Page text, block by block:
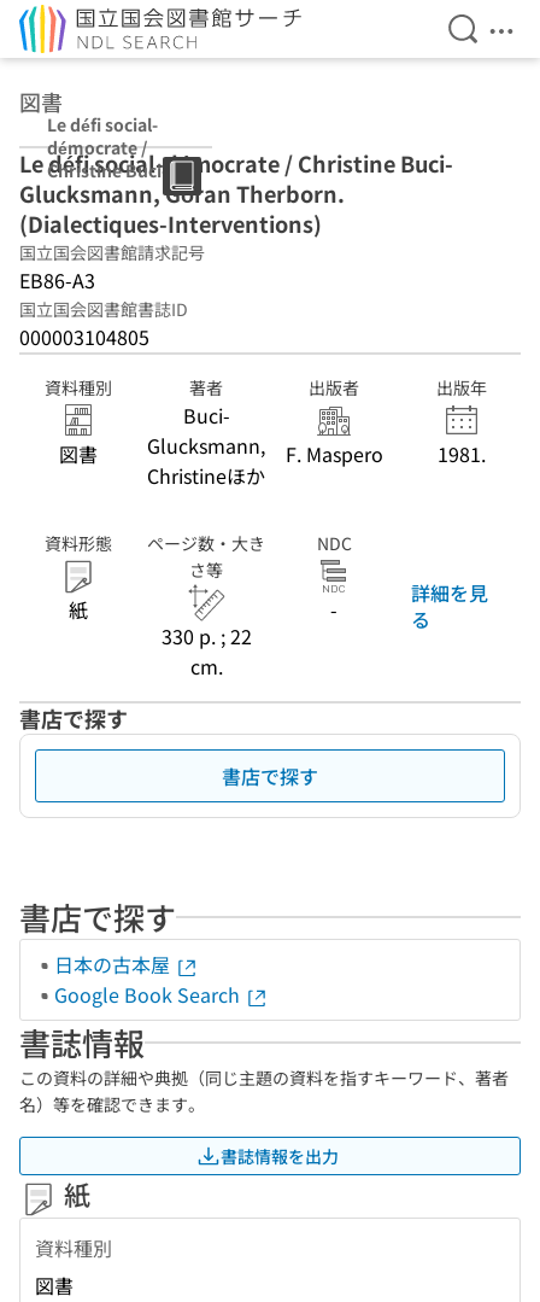
検索を
メ
図書
Le défi social-
démocrate /
Christine Buci-
Glucksmann,
Göran
Therborn.
(Dialectiques-
Interventions)
Le défi social-démocrate / Christine Buci-
Glucksmann, Göran Therborn.
(Dialectiques-Interventions)
国立国会図書館請求記号
EB86-A3
国立国会図書館書誌ID
000003104805
資料種別
図書
著者
Buci-
Glucksmann,
Christineほか
出版者
F. Maspero
出版年
1981.
資料形態
紙
ページ数・大き
さ等
330 p. ; 22
cm.
NDC
-
詳細を見
る
書店で探す
書店で探す
書店で探す
日本の古本屋
Google Book Search
書誌情報
この資料の詳細や典拠（同じ主題の資料を指すキーワード、著者
名）等を確認できます。
書誌情報を出力
紙
資料種別
図書